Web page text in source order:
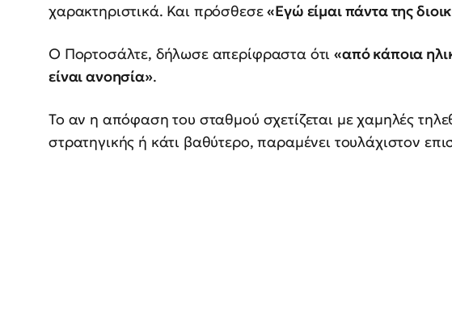
χαρακτηριστικά. Και πρόσθεσε«Εγώ είμαι πάντα της
Ο Πορτοσάλτε, δήλωσε απερίφραστα ότι«από κάποια
είναι ανοησία».
Το αν η απόφαση του σταθμού σχετίζεται με χαμηλές
στρατηγικής ή κάτι βαθύτερο, παραμένει τουλάχιστον